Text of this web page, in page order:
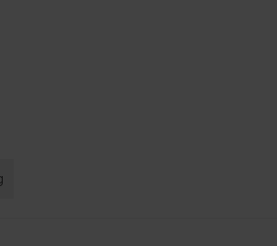
teilen